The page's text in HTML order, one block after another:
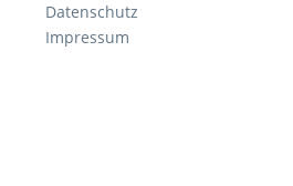
Datenschutz
Impressum